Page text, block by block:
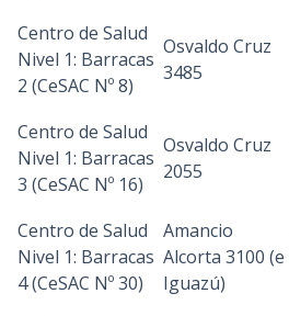
Centro de Salud
Nivel 1: Barracas
2 (CeSAC Nº 8)
Osvaldo Cruz
3485
Centro de Salud
Nivel 1: Barracas
3 (CeSAC Nº 16)
Osvaldo Cruz
2055
Centro de Salud
Nivel 1: Barracas
4 (CeSAC Nº 30)
Amancio
Alcorta 3100 (e
Iguazú)